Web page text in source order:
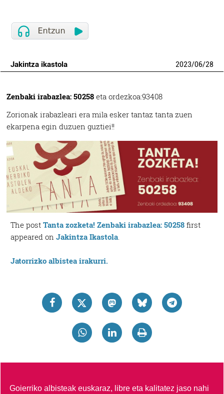
Jakintza ikastola 2023/06/28
Zenbaki irabazlea: 50258eta ordezkoa:93408
Zorionak irabazleari era mila esker tantaz tanta zuen
ekarpena egin duzuen guztiei!!
The postTanta zozketa! Zenbaki irabazlea: 50258 first
appeared onJakintza Ikastola.
Jatorrizko albistea irakurri.
Goierriko albisteak euskaraz, libre eta kalitatez jaso nahi